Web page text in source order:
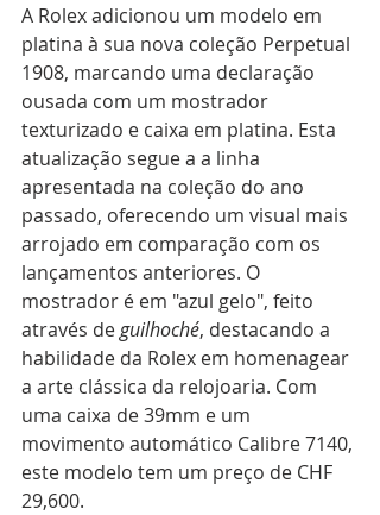
A Rolex adicionou um modelo em
platina à sua nova coleção Perpetual
1908, marcando uma declaração
ousada com um mostrador
texturizado e caixa em platina. Esta
atualização segue a a linha
apresentada na coleção do ano
passado, oferecendo um visual mais
arrojado em comparação com os
lançamentos anteriores. O
mostrador é em "azul gelo", feito
através de guilhoché, destacando a
habilidade da Rolex em homenagear
a arte clássica da relojoaria. Com
uma caixa de 39mm e um
movimento automático Calibre 7140,
este modelo tem um preço de CHF
29,600.